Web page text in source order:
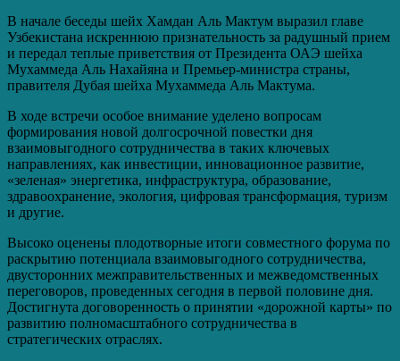
В начале беседы шейх Хамдан Аль Мактум выразил главе
Узбекистана искреннюю признательность за радушный прием
и передал теплые приветствия от Президента ОАЭ шейха
Мухаммеда Аль Нахайяна и Премьер-министра страны,
правителя Дубая шейха Мухаммеда Аль Мактума.
В ходе встречи особое внимание уделено вопросам
формирования новой долгосрочной повестки дня
взаимовыгодного сотрудничества в таких ключевых
направлениях, как инвестиции, инновационное развитие,
«зеленая» энергетика, инфраструктура, образование,
здравоохранение, экология, цифровая трансформация, туризм
и другие.
Высоко оценены плодотворные итоги совместного форума по
раскрытию потенциала взаимовыгодного сотрудничества,
двусторонних межправительственных и межведомственных
переговоров, проведенных сегодня в первой половине дня.
Достигнута договоренность о принятии «дорожной карты» по
развитию полномасштабного сотрудничества в
стратегических отраслях.